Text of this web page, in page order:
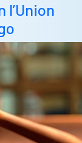
l’Union